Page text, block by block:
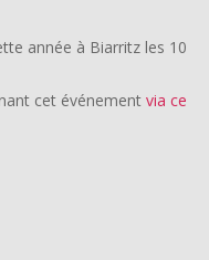
année à Biarritz les 10
cet événement via ce